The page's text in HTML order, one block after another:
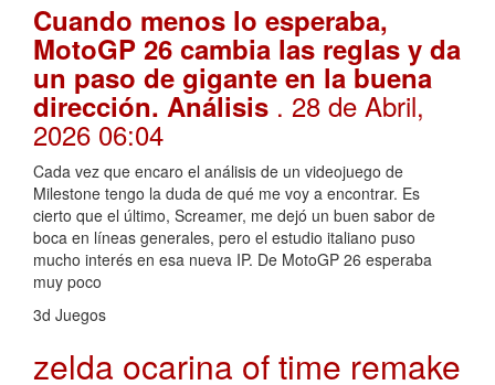
Cuando menos lo esperaba,
MotoGP 26 cambia las reglas y da
un paso de gigante en la buena
dirección. Análisis . 28 de Abril,
2026 06:04
Cada vez que encaro el análisis de un videojuego de
Milestone tengo la duda de qué me voy a encontrar. Es
cierto que el último, Screamer, me dejó un buen sabor de
boca en líneas generales, pero el estudio italiano puso
mucho interés en esa nueva IP. De MotoGP 26 esperaba
muy poco
3d Juegos
zelda ocarina of time remake